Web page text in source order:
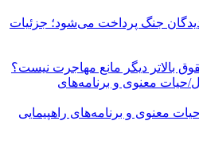
جنگ پرداخت می‌شود؛ جزئیات
بالاتر دیگر مانع مهاجرت نیست؟
معنوی و برنامه‌های راهپیمایی